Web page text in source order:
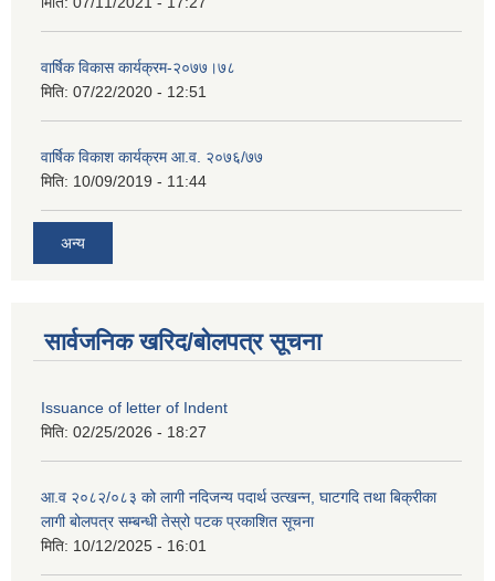
वार्षिक विकास कार्यक्रम-२०७७।७८
मिति: 07/22/2020 - 12:51
वार्षिक विकाश कार्यक्रम आ.व. २०७६/७७
मिति: 10/09/2019 - 11:44
अन्य
सार्वजनिक खरिद/बोलपत्र सूचना
Issuance of letter of Indent
मिति: 02/25/2026 - 18:27
आ.व २०८२/०८३ को लागी नदिजन्य पदार्थ उत्खन्न, घाटगदि तथा बिक्रीका
लागी बोलपत्र सम्बन्धी तेस्रो पटक प्रकाशित सूचना
मिति: 10/12/2025 - 16:01